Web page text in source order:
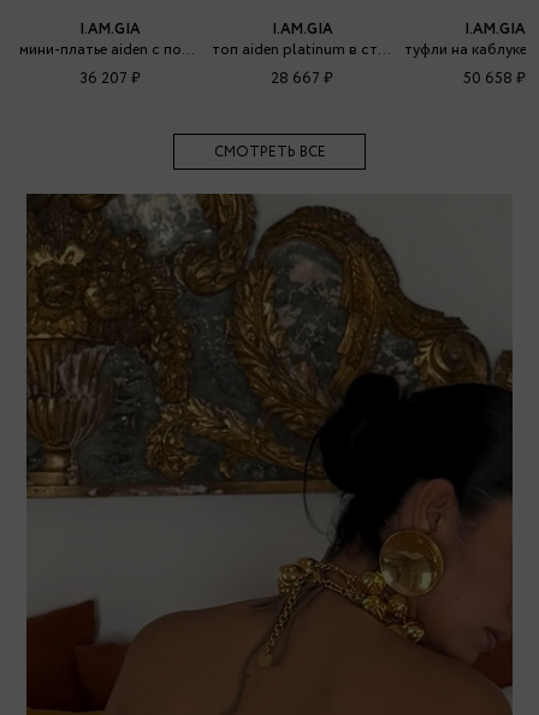
I.AM.GIA
мини-платье aiden с повязкой
36 207 ₽
I.AM.GIA
топ aiden platinum в стиле бандаж
28 667 ₽
I.AM.GIA
50 658 ₽
СМОТРЕТЬ ВСЕ